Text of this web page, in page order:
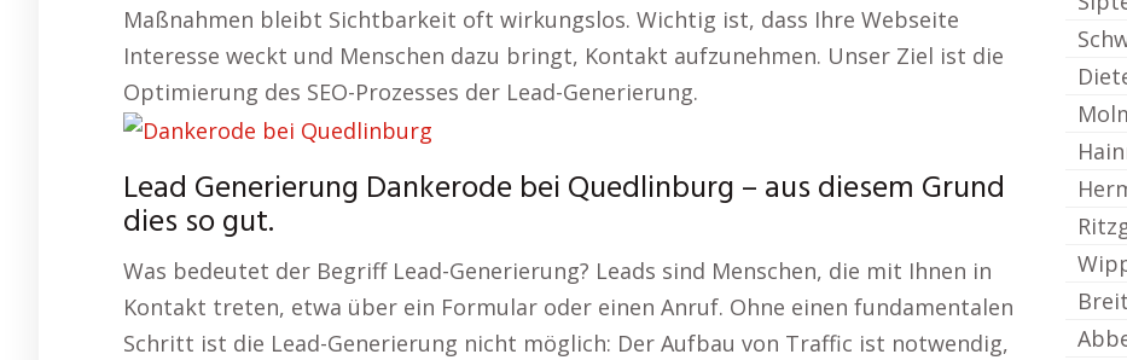
Maßnahmen bleibt Sichtbarkeit oft wirkungslos. Wichtig ist, dass Ihre Webseite
Interesse weckt und Menschen dazu bringt, Kontakt aufzunehmen. Unser Ziel ist die
Optimierung des SEO-Prozesses der Lead-Generierung.
Lead Generierung Dankerode bei Quedlinburg – aus diesem Grund
dies so gut.
Was bedeutet der Begriff Lead-Generierung? Leads sind Menschen, die mit Ihnen in
Kontakt treten, etwa über ein Formular oder einen Anruf. Ohne einen fundamentalen
Schritt ist die Lead-Generierung nicht möglich: Der Aufbau von Traffic ist notwendig,